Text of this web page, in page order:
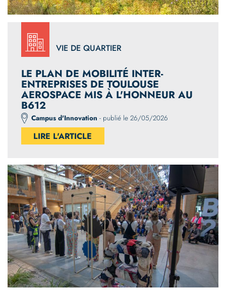
VIE DE QUARTIER
LE PLAN DE MOBILITÉ INTER-
ENTREPRISES DE TOULOUSE
AEROSPACE MIS À L'HONNEUR AU
B612
Campus d'Innovation - publié le 26/05/2026
LIRE L'ARTICLE